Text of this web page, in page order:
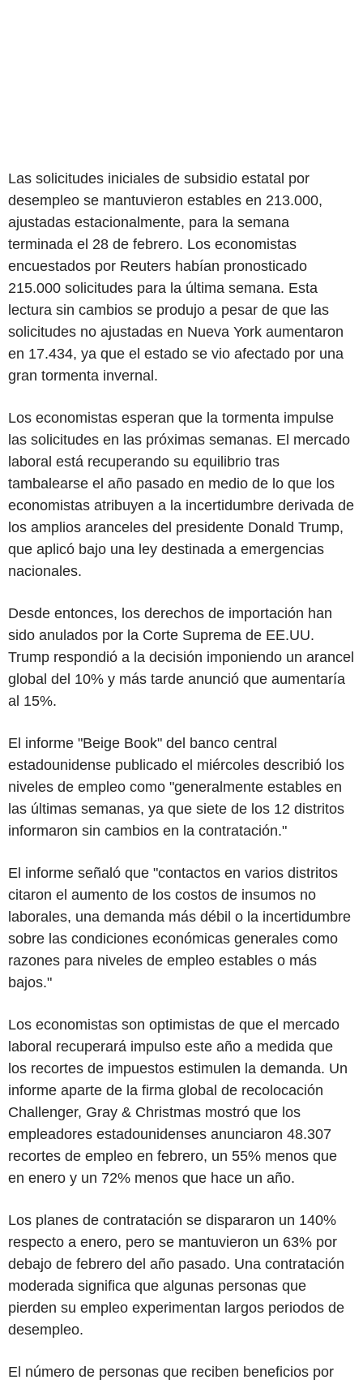
Las solicitudes iniciales de subsidio estatal por
desempleo se mantuvieron estables en 213.000,
ajustadas estacionalmente, para la semana
terminada el 28 de febrero. Los economistas
encuestados por Reuters habían pronosticado
215.000 solicitudes para la última semana. Esta
lectura sin cambios se produjo a pesar de que las
solicitudes no ajustadas en Nueva York aumentaron
en 17.434, ya que el estado se vio afectado por una
gran tormenta invernal.
Los economistas esperan que la tormenta impulse
las solicitudes en las próximas semanas. El mercado
laboral está recuperando su equilibrio tras
tambalearse el año pasado en medio de lo que los
economistas atribuyen a la incertidumbre derivada de
los amplios aranceles del presidente Donald Trump,
que aplicó bajo una ley destinada a emergencias
nacionales.
Desde entonces, los derechos de importación han
sido anulados por la Corte Suprema de EE.UU.
Trump respondió a la decisión imponiendo un arancel
global del 10% y más tarde anunció que aumentaría
al 15%.
El informe "Beige Book" del banco central
estadounidense publicado el miércoles describió los
niveles de empleo como "generalmente estables en
las últimas semanas, ya que siete de los 12 distritos
informaron sin cambios en la contratación."
El informe señaló que "contactos en varios distritos
citaron el aumento de los costos de insumos no
laborales, una demanda más débil o la incertidumbre
sobre las condiciones económicas generales como
razones para niveles de empleo estables o más
bajos."
Los economistas son optimistas de que el mercado
laboral recuperará impulso este año a medida que
los recortes de impuestos estimulen la demanda. Un
informe aparte de la firma global de recolocación
Challenger, Gray & Christmas mostró que los
empleadores estadounidenses anunciaron 48.307
recortes de empleo en febrero, un 55% menos que
en enero y un 72% menos que hace un año.
Los planes de contratación se dispararon un 140%
respecto a enero, pero se mantuvieron un 63% por
debajo de febrero del año pasado. Una contratación
moderada significa que algunas personas que
pierden su empleo experimentan largos periodos de
desempleo.
El número de personas que reciben beneficios por